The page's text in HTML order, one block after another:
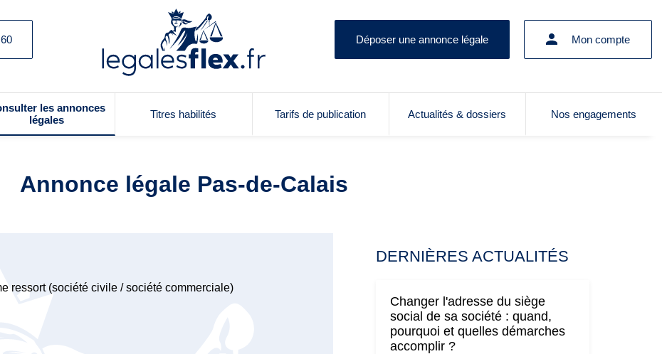
Déposer une annonce légale Mon compte
les annonces
légales
Titres habilités Tarifs de publication Actualités & dossiers Nos engagements
Annonce légale Pas-de-Calais
ressort (société civile / société commerciale)
DERNIÈRES ACTUALITÉS
Changer l'adresse du siège
social de sa société : quand,
pourquoi et quelles démarches
accomplir ?